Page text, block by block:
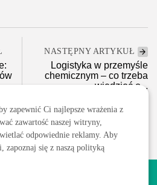
NASTĘPNY ARTYKUŁ
Logistyka w przemyśle
chemicznym – co trzeba
wiedzieć o...
Transport/Logistyka
zapewnić Ci najlepsze wrażenia z
zawartość naszej witryny,
odpowiednie reklamy. Aby
zapoznaj się z naszą polityką